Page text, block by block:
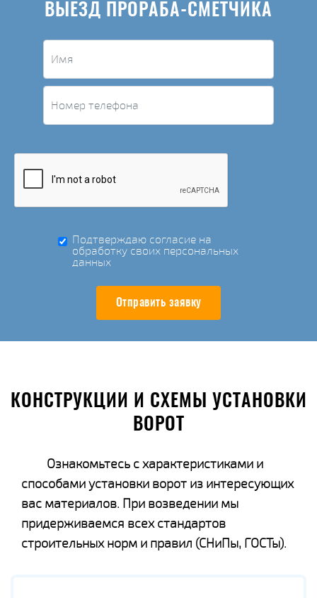
ВЫЕЗД ПРОРАБА-СМЕТЧИКА
Подтверждаю согласие на
обработку своих персональных
данных
Отправить заявку
КОНСТРУКЦИИ И СХЕМЫ УСТАНОВКИ
ВОРОТ
Ознакомьтесь с характеристиками и
способами установки ворот из интересующих
вас материалов. При возведении мы
придерживаемся всех стандартов
строительных норм и правил (СНиПы, ГОСТы).